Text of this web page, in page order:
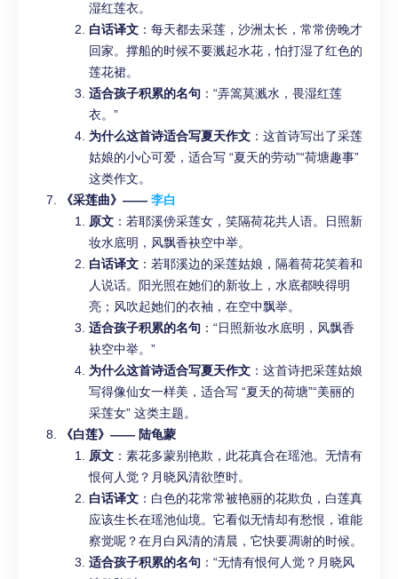
湿红莲衣。
白话译文 ：每天都去采莲，沙洲太长，常常傍晚才
回家。撑船的时候不要溅起水花，怕打湿了红色的
莲花裙。
适合孩子积累的名句 ：“弄篙莫溅水，畏湿红莲
衣。”
为什么这首诗适合写夏天作文 ：这首诗写出了采莲
姑娘的小心可爱，适合写 “夏天的劳动”“荷塘趣事”
这类作文。
《采莲曲》—— 李白
原文 ：若耶溪傍采莲女，笑隔荷花共人语。日照新
妆水底明，风飘香袂空中举。
白话译文 ：若耶溪边的采莲姑娘，隔着荷花笑着和
人说话。阳光照在她们的新妆上，水底都映得明
亮；风吹起她们的衣袖，在空中飘举。
适合孩子积累的名句 ：“日照新妆水底明，风飘香
袂空中举。”
为什么这首诗适合写夏天作文 ：这首诗把采莲姑娘
写得像仙女一样美，适合写 “夏天的荷塘”“美丽的
采莲女” 这类主题。
《白莲》—— 陆龟蒙
原文 ：素花多蒙别艳欺，此花真合在瑶池。无情有
恨何人觉？月晓风清欲堕时。
白话译文 ：白色的花常常被艳丽的花欺负，白莲真
应该生长在瑶池仙境。它看似无情却有愁恨，谁能
察觉呢？在月白风清的清晨，它快要凋谢的时候。
适合孩子积累的名句 ：“无情有恨何人觉？月晓风